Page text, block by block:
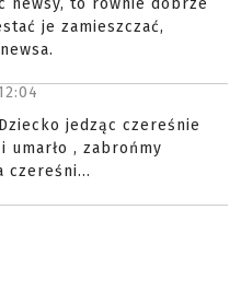
newsy, to równie dobrze
je zamieszczać,
jedząc czereśnie
umarło , zabrońmy
czereśni...